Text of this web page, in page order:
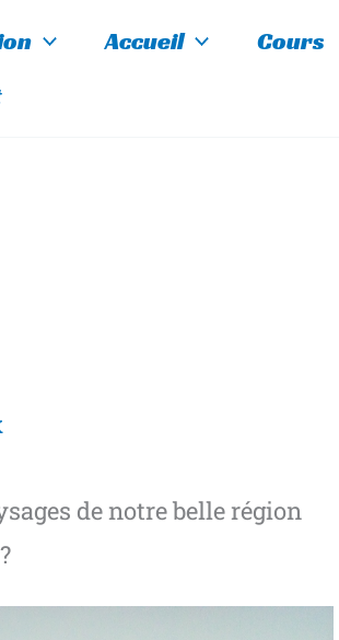
Accueil Cours
de notre belle région